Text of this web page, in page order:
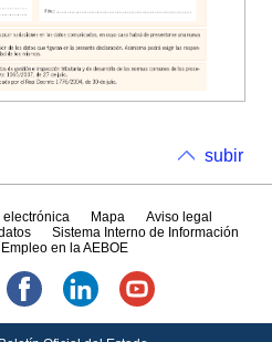
subir
Mapa
Aviso legal
Sistema Interno de Información
Empleo en la AEBOE